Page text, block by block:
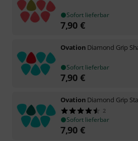
Sofort lieferbar
7,90 €
Ovation Diamond Grip
Sofort lieferbar
7,90 €
Ovation Diamond Grip
2
Sofort lieferbar
7,90 €